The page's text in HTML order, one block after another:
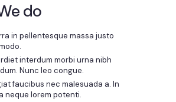
do
in pellentesque massa justo
interdum morbi urna nibh
Nunc leo congue.
faucibus nec malesuada a. In
neque lorem potenti.